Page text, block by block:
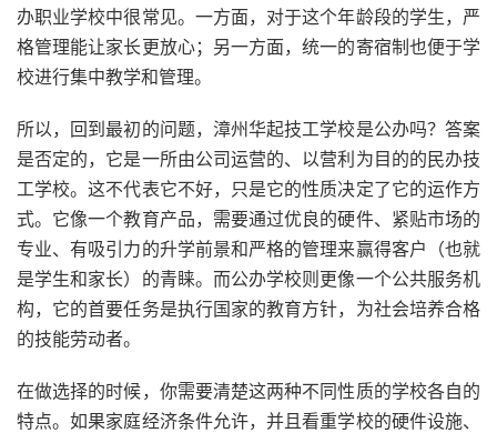
办职业学校中很常见。一方面，对于这个年龄段的学生，严
格管理能让家长更放心；另一方面，统一的寄宿制也便于学
校进行集中教学和管理。
所以，回到最初的问题，漳州华起技工学校是公办吗？答案
是否定的，它是一所由公司运营的、以营利为目的的民办技
工学校。这不代表它不好，只是它的性质决定了它的运作方
式。它像一个教育产品，需要通过优良的硬件、紧贴市场的
专业、有吸引力的升学前景和严格的管理来赢得客户（也就
是学生和家长）的青睐。而公办学校则更像一个公共服务机
构，它的首要任务是执行国家的教育方针，为社会培养合格
的技能劳动者。
在做选择的时候，你需要清楚这两种不同性质的学校各自的
特点。如果家庭经济条件允许，并且看重学校的硬件设施、